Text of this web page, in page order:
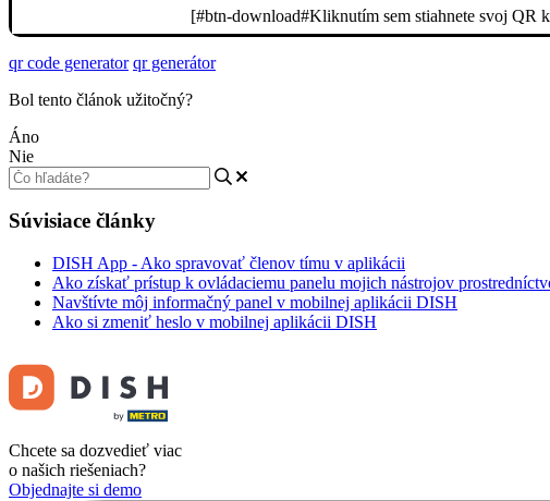
[#btn-download#Kliknutím sem stiahnete svoj QR
qr code generator qr generátor
Bol tento článok užitočný?
Áno
Nie
Súvisiace články
DISH App - Ako spravovať členov tímu v aplikácii
Ako získať prístup k ovládaciemu panelu mojich nástrojov
Navštívte môj informačný panel v mobilnej aplikácii DISH
Ako si zmeniť heslo v mobilnej aplikácii DISH
Chcete sa dozvedieť viac
o našich riešeniach?
Objednajte si demo